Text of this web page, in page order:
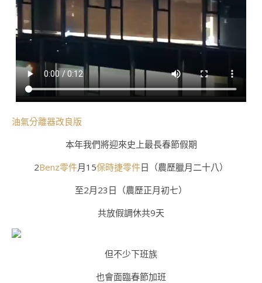
油氣分離器改良版
本年我們將迎來史上最長春節假期
2Benz零件月15保時捷零件日（農歷臘月二十八）
至2月23日（農歷正月初七）
共放假調休共9天
但不少下班族
也會面臨春節加班